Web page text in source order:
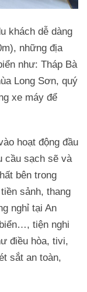
khách dễ dàng
những địa
như: Tháp Bà
Long Sơn, quý
xe máy để
hoạt động đầu
cầu sạch sẽ và
bên trong
sảnh, thang
nghỉ tại An
tiện nghi
điều hòa, tivi,
sắt an toàn,